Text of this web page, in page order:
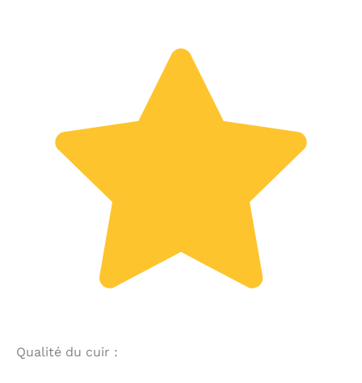
Qualité du cuir :